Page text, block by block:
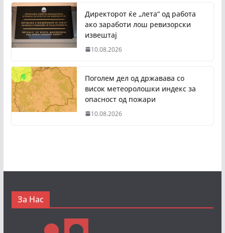
Директорот ќе „лета“ од работа
ако заработи лош ревизорски
извештај
10.08.2026
Поголем дел од државава со
висок метеоролошки индекс за
опасност од пожари
10.08.2026
За Нас